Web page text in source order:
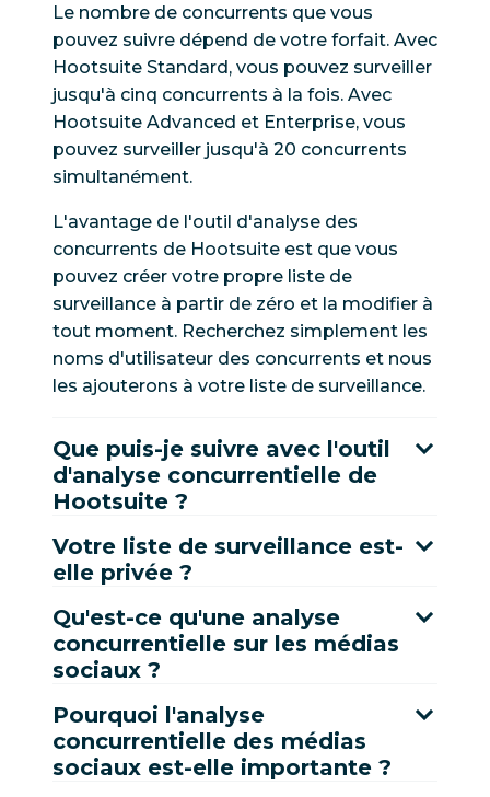
Le nombre de concurrents que vous
pouvez suivre dépend de votre forfait. Avec
Hootsuite Standard, vous pouvez surveiller
jusqu'à cinq concurrents à la fois. Avec
Hootsuite Advanced et Enterprise, vous
pouvez surveiller jusqu'à 20 concurrents
simultanément.
L'avantage de l'outil d'analyse des
concurrents de Hootsuite est que vous
pouvez créer votre propre liste de
surveillance à partir de zéro et la modifier à
tout moment. Recherchez simplement les
noms d'utilisateur des concurrents et nous
les ajouterons à votre liste de surveillance.
Que puis-je suivre avec l'outil
d'analyse concurrentielle de
Hootsuite ?
Votre liste de surveillance est-
elle privée ?
Qu'est-ce qu'une analyse
concurrentielle sur les médias
sociaux ?
Pourquoi l'analyse
concurrentielle des médias
sociaux est-elle importante ?